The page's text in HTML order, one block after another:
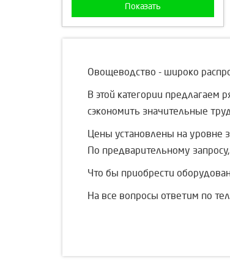
Показать
Овощеводство - широко
В этой категории предлагаем
сэкономить значительные
Цены установлены на уровне
По предварительному
Что бы приобрести
На все вопросы ответим по